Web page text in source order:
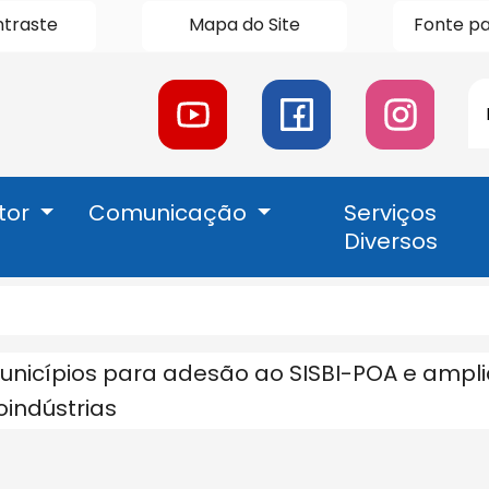
Mapa do Site Fonte
Acessar
a
Youtube
Acessar
a
Facebook
Acessar
a
Instagran
Comunicação
Serviços
Diversos
para adesão ao SISBI-POA e